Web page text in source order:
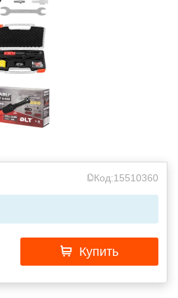
Код:15510360
Купить